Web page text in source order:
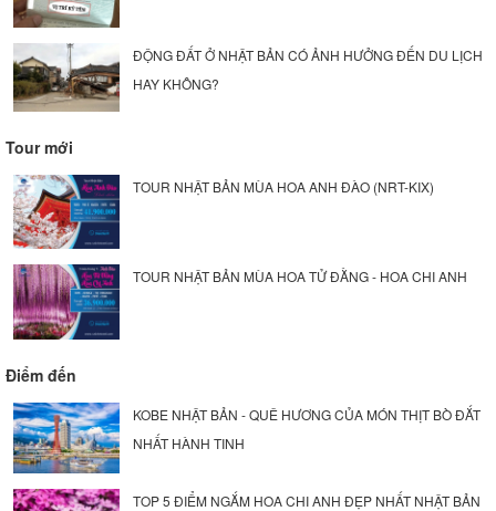
ĐỘNG ĐẤT Ở NHẬT BẢN CÓ ẢNH HƯỞNG ĐẾN DU LỊCH
HAY KHÔNG?
Tour mới
TOUR NHẬT BẢN MÙA HOA ANH ĐÀO (NRT-KIX)
TOUR NHẬT BẢN MÙA HOA TỬ ĐẰNG - HOA CHI ANH
Điểm đến
KOBE NHẬT BẢN - QUÊ HƯƠNG CỦA MÓN THỊT BÒ ĐẮT
NHẤT HÀNH TINH
TOP 5 ĐIỂM NGẮM HOA CHI ANH ĐẸP NHẤT NHẬT BẢN